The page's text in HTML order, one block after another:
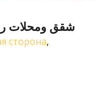
شقق ومحلات
сторона,